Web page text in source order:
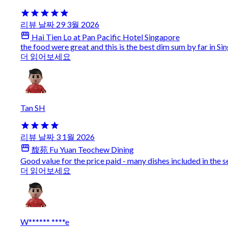
리뷰 날짜 29 3월 2026
Hai Tien Lo at Pan Pacific Hotel Singapore
the food were great and this is the best dim sum by far in
더 읽어보세요
Tan SH
리뷰 날짜 3 1월 2026
馥苑 Fu Yuan Teochew Dining
Good value for the price paid - many dishes included in
더 읽어보세요
W****** ****e